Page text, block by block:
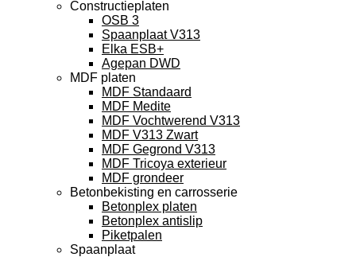
Constructieplaten
OSB 3
Spaanplaat V313
Elka ESB+
Agepan DWD
MDF platen
MDF Standaard
MDF Medite
MDF Vochtwerend V313
MDF V313 Zwart
MDF Gegrond V313
MDF Tricoya exterieur
MDF grondeer
Betonbekisting en carrosserie
Betonplex platen
Betonplex antislip
Piketpalen
Spaanplaat